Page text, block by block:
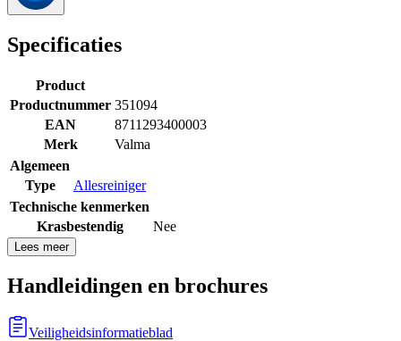
Specificaties
Product
Productnummer 351094
EAN
8711293400003
Merk
Valma
Algemeen
Type
Allesreiniger
Technische kenmerken
Krasbestendig
Nee
Lees meer
Handleidingen en brochures
Veiligheidsinformatieblad